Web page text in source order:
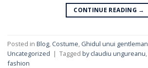
CONTINUE READING →
Posted in Blog, Costume, Ghidul unui gentleman
Uncategorized | Tagged by claudiu ungureanu,
fashion